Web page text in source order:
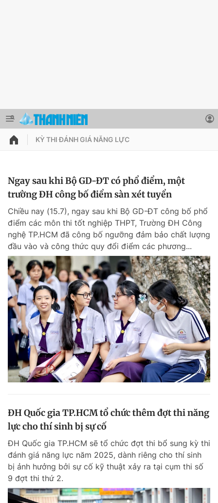
QUẢNG CÁO
Chuyên mục khác
Chào ngày mới Tin 24h
Tin thị trường Tin 360
Video Magazine
Sản phẩm khác
Tiện ích Bạn cần biết
Đọc Thanh Niên trên điện thoại
Thông tin tài khoản
Đổi mật khẩu
Tin đã lưu
Tin đã xem
Đăng xuất
KỲ THI ĐÁNH GIÁ NĂNG LỰC
Ngay sau khi Bộ GD-ĐT có phổ điểm, một
trường ĐH công bố điểm sàn xét tuyển
Chiều nay (15.7), ngay sau khi Bộ GD-ĐT công bố phổ
điểm các môn thi tốt nghiệp THPT, Trường ĐH Công
nghệ TP.HCM đã công bố ngưỡng đảm bảo chất lượng
đầu vào và công thức quy đổi điểm các phương...
ĐH Quốc gia TP.HCM tổ chức thêm đợt thi năng
lực cho thí sinh bị sự cố
ĐH Quốc gia TP.HCM sẽ tổ chức đợt thi bổ sung kỳ thi
đánh giá năng lực năm 2025, dành riêng cho thí sinh
bị ảnh hưởng bởi sự cố kỹ thuật xảy ra tại cụm thi số
9 đợt thi thứ 2.